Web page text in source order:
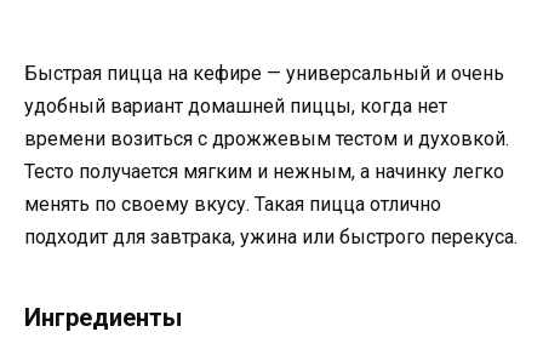
Быстрая пицца на кефире — универсальный и очень
удобный вариант домашней пиццы, когда нет
времени возиться с дрожжевым тестом и духовкой.
Тесто получается мягким и нежным, а начинку легко
менять по своему вкусу. Такая пицца отлично
подходит для завтрака, ужина или быстрого перекуса.
Ингредиенты